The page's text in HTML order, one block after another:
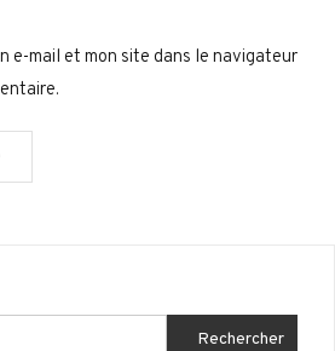
e-mail et mon site dans le navigateur
Rechercher